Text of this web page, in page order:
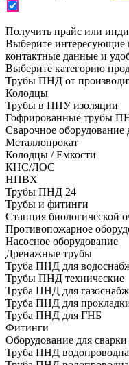
Получить прайс или
Выберите интересующие
контактные данные и
Выберите категорию
Трубы ПНД от
Колодцы
Трубы в ППУ изоляции
Гофрированные трубы
Сварочное
Металлопрокат
Колодцы / Емкости
КНС/ЛОС
НПВХ
Трубы ПНД 24
Трубы и фитинги
Cтанция биологической
Противопожарное
Насосное оборудование
Дренажные трубы
Труба ПНД для
Трубы ПНД технические
Труба ПНД для
Труба ПНД для
Труба ПНД для ГНБ
Фитинги
Оборудование для
Труба ПНД